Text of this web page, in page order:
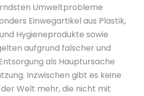
Umweltprobleme
Einwegartikel aus Plastik,
Hygieneprodukte sowie
aufgrund falscher und
als Hauptursache
Inzwischen gibt es keine
Welt mehr, die nicht mit